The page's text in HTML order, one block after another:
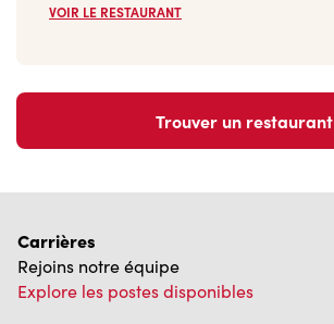
VOIR LE RESTAURANT
Trouver un restaurant
Carrières
Rejoins notre équipe
Explore les postes disponibles